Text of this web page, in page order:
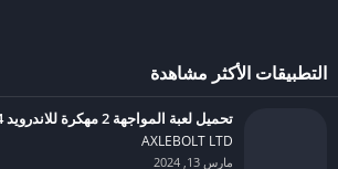
التطبيقات الأكثر مشاهدة
تحميل لعبة المواجهة 2 مهكرة للاندرويد 2024
AXLEBOLT LTD‏
مارس 13, 2024